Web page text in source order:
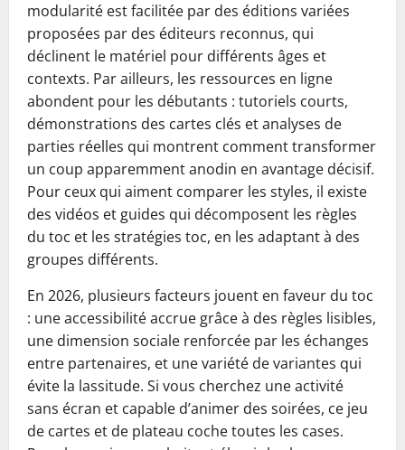
modularité est facilitée par des éditions variées
proposées par des éditeurs reconnus, qui
déclinent le matériel pour différents âges et
contexts. Par ailleurs, les ressources en ligne
abondent pour les débutants : tutoriels courts,
démonstrations des cartes clés et analyses de
parties réelles qui montrent comment transformer
un coup apparemment anodin en avantage décisif.
Pour ceux qui aiment comparer les styles, il existe
des vidéos et guides qui décomposent les règles
du toc et les stratégies toc, en les adaptant à des
groupes différents.
En 2026, plusieurs facteurs jouent en faveur du toc
: une accessibilité accrue grâce à des règles lisibles,
une dimension sociale renforcée par les échanges
entre partenaires, et une variété de variantes qui
évite la lassitude. Si vous cherchez une activité
sans écran et capable d’animer des soirées, ce jeu
de cartes et de plateau coche toutes les cases.